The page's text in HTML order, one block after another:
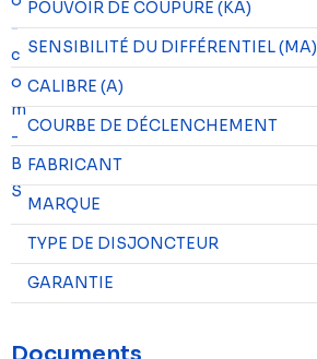
POUVOIR DE COUPURE (KA)
SENSIBILITÉ DU DIFFÉRENTIEL (MA)
CALIBRE (A)
COURBE DE DÉCLENCHEMENT
FABRICANT
MARQUE
TYPE DE DISJONCTEUR
GARANTIE